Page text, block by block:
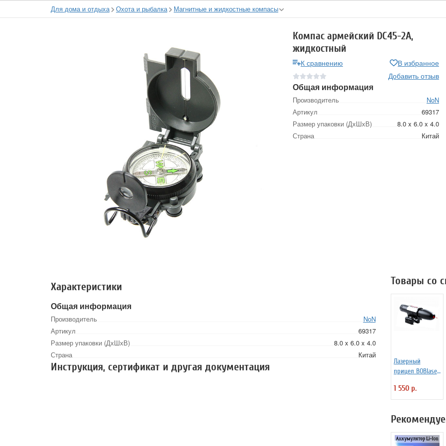
Для дома и отдыха Охота и рыбалка Магнитные и жидкостные компасы
Компас армейский DC45-2A,
жидкостный
К сравнению
В избранное
Добавить отзыв
Общая информация
Производитель
NoN
Артикул
69317
Размер упаковки (ДхШхВ)
8.0 x 6.0 x 4.0
Страна
Китай
Характеристики
Общая информация
Производитель
NoN
Артикул
69317
Размер упаковки (ДхШхВ)
8.0 x 6.0 x 4.0
Страна
Китай
Инструкция, сертификат и другая документация
Товары со
Лазерный
прицел BOBlaser
1 550 р.